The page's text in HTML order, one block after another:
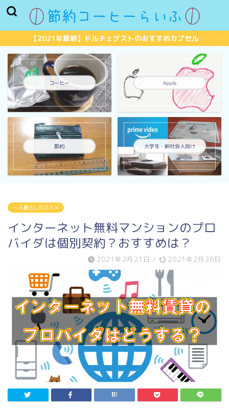
【2021年最新】ドルチェグストのおすすめカプセル
コーヒー Apple
節約 大学生・新社会人向け
一人暮らしのススメ
インターネット無料マンションのプロ
バイダは個別契約？おすすめは？
2021年2月21日 / 2021年2月26日